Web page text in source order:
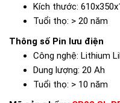
Kích thước:
Tuổi thọ: > 20 năm
Thông số Pin lưu điện
Công nghệ: Lithium
Dung lượng: 20 Ah
Tuổi thọ: > 10 năm